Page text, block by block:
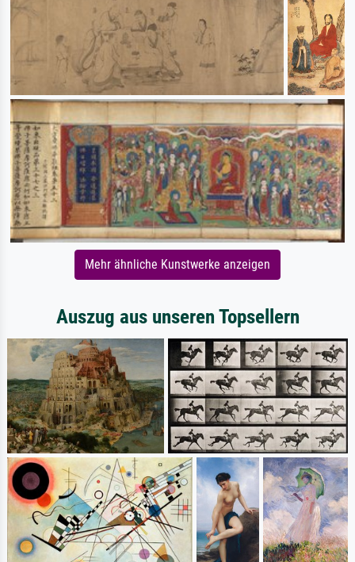
Mehr ähnliche Kunstwerke anzeigen
Auszug aus unseren Topsellern